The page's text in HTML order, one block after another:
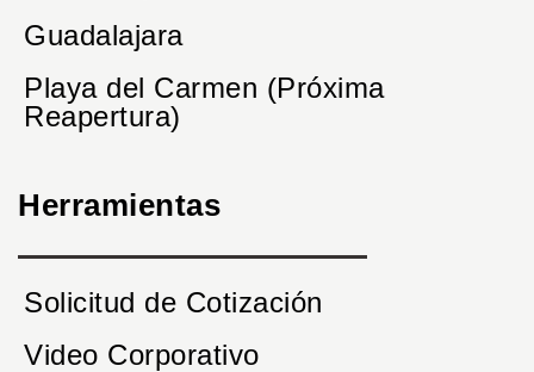
Guadalajara
Playa del Carmen (Próxima
Reapertura)
Herramientas
Solicitud de Cotización
Video Corporativo